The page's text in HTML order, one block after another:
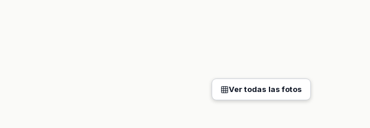
Ver todas las fotos